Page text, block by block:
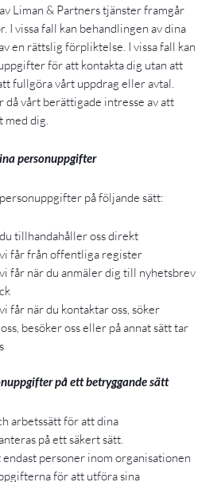
Liman & Partners tjänster framgår
I vissa fall kan behandlingen av dina
en rättslig förpliktelse. I vissa fall kan
för att kontakta dig utan att
fullgöra vårt uppdrag eller avtal.
då vårt berättigade intresse av att
med dig.
personuppgifter
på följande sätt:
tillhandahåller oss direkt
får från offentliga register
får när du anmäler dig till nyhetsbrev
får när du kontaktar oss, söker
besöker oss eller på annat sätt tar
på ett betryggande sätt
arbetssätt för att dina
på ett säkert sätt.
personer inom organisationen
för att utföra sina